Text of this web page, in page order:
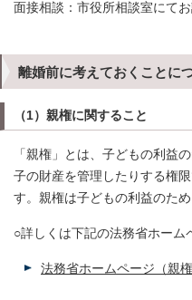
面接相談：市役所相談室にてお
離婚前に考えておくことに
（1）親権に関すること
「親権」とは、子どもの利益
子の財産を管理したりする権
す。親権は子どもの利益のた
○詳しくは下記の法務省ホーム
法務省ホームページ（親権